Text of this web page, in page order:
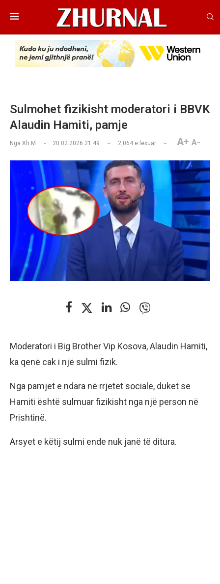
Sulmohet fizikisht moderatori i BBVK
Alaudin Hamiti, pamje
Nga Xh M 20.02.2026 21:49 2,064 e lexuar A+ A-
Moderatori i Big Brother Vip Kosova, Alaudin Hamiti,
ka qenë cak i një sulmi fizik.
Nga pamjet e ndara në rrjetet sociale, duket se
Hamiti është sulmuar fizikisht nga një person në
Prishtinë.
Arsyet e këtij sulmi ende nuk janë të ditura.